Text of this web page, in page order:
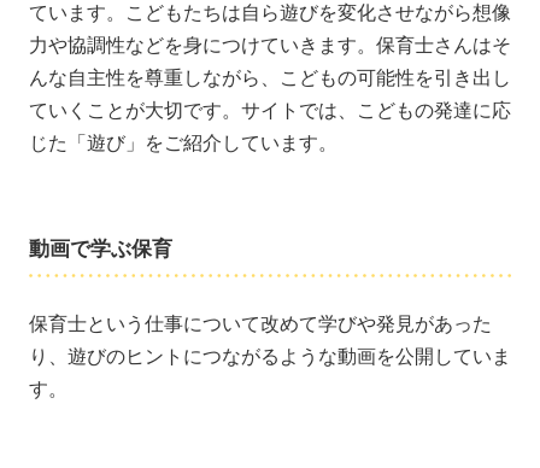
ています。こどもたちは自ら遊びを変化させながら想像
力や協調性などを身につけていきます。保育士さんはそ
んな自主性を尊重しながら、こどもの可能性を引き出し
ていくことが大切です。サイトでは、こどもの発達に応
じた「遊び」をご紹介しています。
動画で学ぶ保育
保育士という仕事について改めて学びや発見があった
り、遊びのヒントにつながるような動画を公開していま
す。